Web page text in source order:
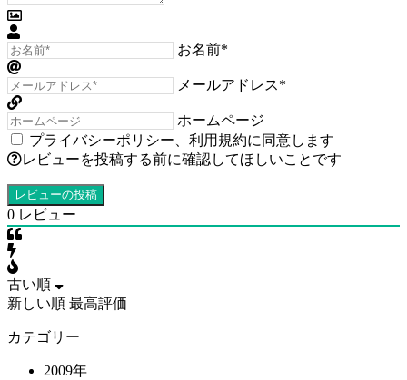
お名前*
メールアドレス*
ホームページ
プライバシーポリシー
利用規約に同意します
レビューを投稿する前に確認してほしいことです
0 レビュー
古い順
新しい順 最高評価
カテゴリー
2009年